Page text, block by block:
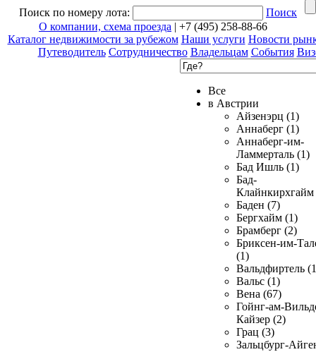
Поиск по номеру лота:
Поиск
О компании, схема проезда | +7 (495) 258-88-66
Каталог недвижимости за рубежом Наши услуги Новости
Путеводитель Сотрудничество Владельцам События
Все
в Австрии
Айзенэрц (1)
Аннаберг (1)
Аннаберг-им-
Ламмерталь (1)
Бад Ишль (1)
Бад-
Клайнкирхгайм
Баден (7)
Бергхайм (1)
Брамберг (2)
Бриксен-им-
(1)
Вальдфиртель
Вальс (1)
Вена (67)
Гойнг-ам-
Кайзер (2)
Грац (3)
Зальцбург-